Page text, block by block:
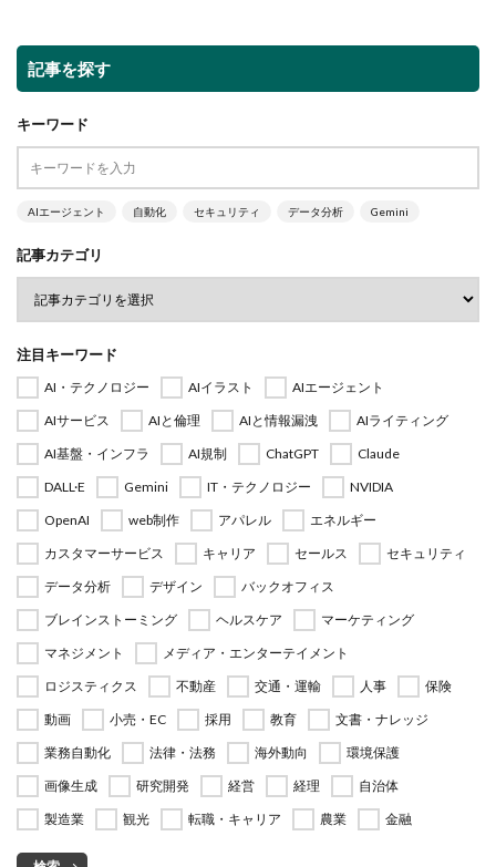
記事を探す
キーワード
AIエージェント 自動化 セキュリティ データ分析 Gemini
記事カテゴリ
注目キーワード
AI・テクノロジー AIイラスト
AIエージェント
AIサービス
AIと倫理 AIと情報漏洩
AIライティング
AI基盤・インフラ
AI規制 ChatGPT
Claude
DALL·E
Gemini IT・テクノロジー
NVIDIA
OpenAI
web制作 アパレル
エネルギー
カスタマーサービス
キャリア セールス
セキュリティ
データ分析
デザイン
バックオフィス
ブレインストーミング
ヘルスケア
マーケティング
マネジメント
メディア・エンターテイメント
ロジスティクス
不動産 交通・運輸 人事
保険
動画
小売・EC 採用 教育
文書・ナレッジ
業務自動化
法律・法務 海外動向
環境保護
画像生成
研究開発 経営 経理
自治体
製造業
観光 転職・キャリア 農業 金融